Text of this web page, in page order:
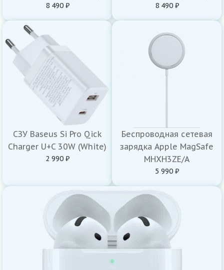
8 490 ₽ 8 490 ₽
СЗУ Baseus Si Pro Qick
Charger U+C 30W (White)
2 990 ₽
Беспроводная сетевая
зарядка Apple MagSafe
MHXH3ZE/A
5 990 ₽